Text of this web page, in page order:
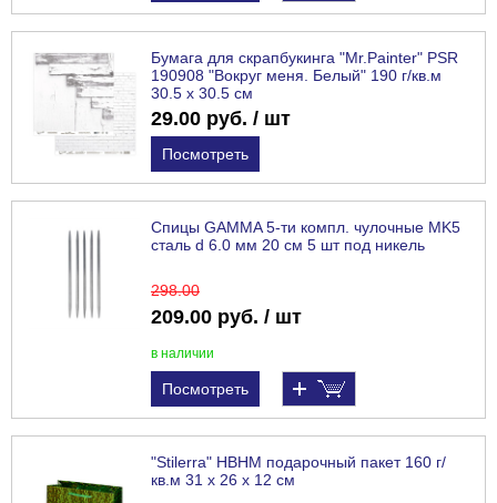
Бумага для скрапбукинга "Mr.Painter" PSR
190908 "Вокруг меня. Белый" 190 г/кв.м
30.5 x 30.5 см
29.00 руб. / шт
Посмотреть
Спицы GAMMA 5-ти компл. чулочные MK5
сталь d 6.0 мм 20 см 5 шт под никель
298.00
209.00 руб. / шт
в наличии
Посмотреть
"Stilerra" HBHM подарочный пакет 160 г/
кв.м 31 х 26 х 12 см